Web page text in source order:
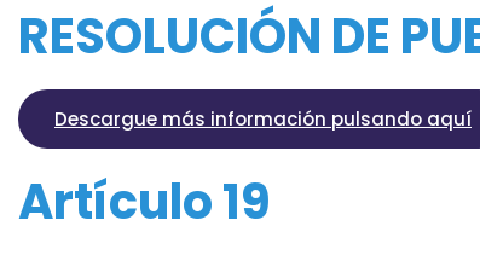
RESOLUCIÓN DE
Descargue más información pulsando aquí
Artículo 19